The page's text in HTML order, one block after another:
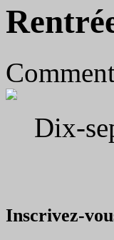
Dix-
Inscrivez-